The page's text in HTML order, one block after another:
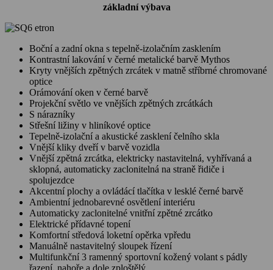
základní výbava
Boční a zadní okna s tepelně-izolačním zasklením
Kontrastní lakování v černé metalické barvě Mythos
Kryty vnějších zpětných zrcátek v matně stříbrné chromované
optice
Orámování oken v černé barvě
Projekční světlo ve vnějších zpětných zrcátkách
S nárazníky
Střešní ližiny v hliníkové optice
Tepelně-izolační a akustické zasklení čelního skla
Vnější kliky dveří v barvě vozidla
Vnější zpětná zrcátka, elektricky nastavitelná, vyhřívaná a
sklopná, automaticky zaclonitelná na straně řidiče i
spolujezdce
Akcentní plochy a ovládácí tlačítka v lesklé černé barvě
Ambientní jednobarevné osvětlení interiéru
Automaticky zaclonitelné vnitřní zpětné zrcátko
Elektrické přídavné topení
Komfortní středová loketní opěrka vpředu
Manuálně nastavitelný sloupek řízení
Multifunkční 3 ramenný sportovní kožený volant s pádly
řazení, nahoře a dole zploštělý